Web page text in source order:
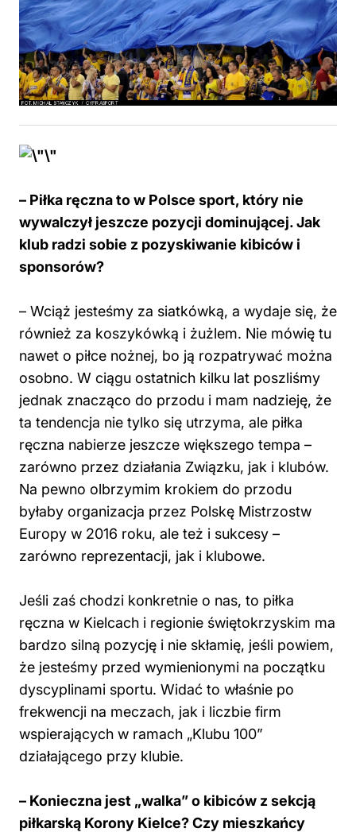
– Piłka ręczna to w Polsce sport, który nie
wywalczył jeszcze pozycji dominującej. Jak
klub radzi sobie z pozyskiwanie kibiców i
sponsorów?
– Wciąż jesteśmy za siatkówką, a wydaje się, że
również za koszykówką i żużlem. Nie mówię tu
nawet o piłce nożnej, bo ją rozpatrywać można
osobno. W ciągu ostatnich kilku lat poszliśmy
jednak znacząco do przodu i mam nadzieję, że
ta tendencja nie tylko się utrzyma, ale piłka
ręczna nabierze jeszcze większego tempa –
zarówno przez działania Związku, jak i klubów.
Na pewno olbrzymim krokiem do przodu
byłaby organizacja przez Polskę Mistrzostw
Europy w 2016 roku, ale też i sukcesy –
zarówno reprezentacji, jak i klubowe.
Jeśli zaś chodzi konkretnie o nas, to piłka
ręczna w Kielcach i regionie świętokrzyskim ma
bardzo silną pozycję i nie skłamię, jeśli powiem,
że jesteśmy przed wymienionymi na początku
dyscyplinami sportu. Widać to właśnie po
frekwencji na meczach, jak i liczbie firm
wspierających w ramach „Klubu 100”
działającego przy klubie.
– Konieczna jest „walka” o kibiców z sekcją
piłkarską Korony Kielce? Czy mieszkańcy